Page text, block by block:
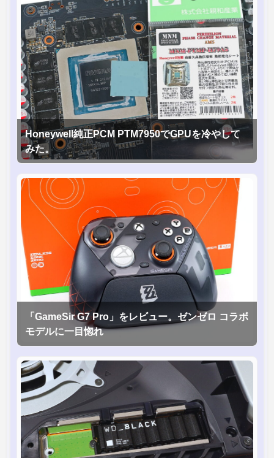
Honeywell純正PCM PTM7950でGPUを冷やして
みた。
「GameSir G7 Pro」をレビュー。ゼンゼロ コラボ
モデルに一目惚れ